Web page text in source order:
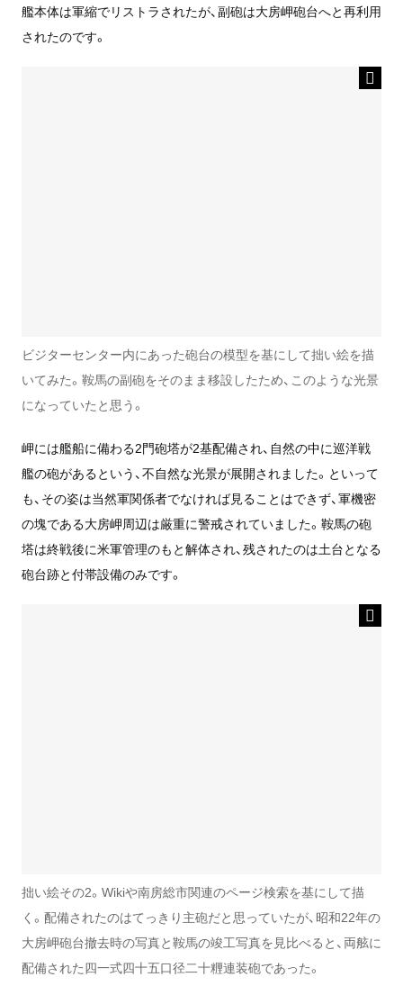
艦本体は軍縮でリストラされたが、副砲は大房岬砲台へと再利用
されたのです。
ビジターセンター内にあった砲台の模型を基にして拙い絵を描
いてみた。鞍馬の副砲をそのまま移設したため、このような光景
になっていたと思う。
岬には艦船に備わる2門砲塔が2基配備され、自然の中に巡洋戦
艦の砲があるという、不自然な光景が展開されました。といって
も、その姿は当然軍関係者でなければ見ることはできず、軍機密
の塊である大房岬周辺は厳重に警戒されていました。鞍馬の砲
塔は終戦後に米軍管理のもと解体され、残されたのは土台となる
砲台跡と付帯設備のみです。
拙い絵その2。Wikiや南房総市関連のページ検索を基にして描
く。配備されたのはてっきり主砲だと思っていたが、昭和22年の
大房岬砲台撤去時の写真と鞍馬の竣工写真を見比べると、両舷に
配備された四一式四十五口径二十糎連装砲であった。